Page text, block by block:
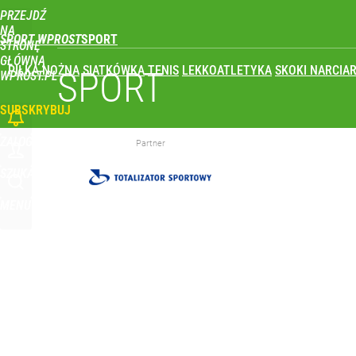
PRZEJDŹ
NA
STRONĘ
GŁÓWNĄ
WPROST.PL
SPORT WPROST
PIŁKA NOŻNA SIATKÓWKA TENIS LEKKOATLETYKA SKOKI
SUBSKRYBUJ
To największa siła reprezentacji Polski. Reszta
Co za cios dla reprezentacji Polski! Kontuzja i
SPORT
Partner